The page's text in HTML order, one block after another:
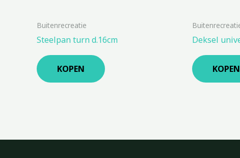
Buitenrecreatie
Steelpan turn d.16cm
KOPEN
Deksel
KOPEN